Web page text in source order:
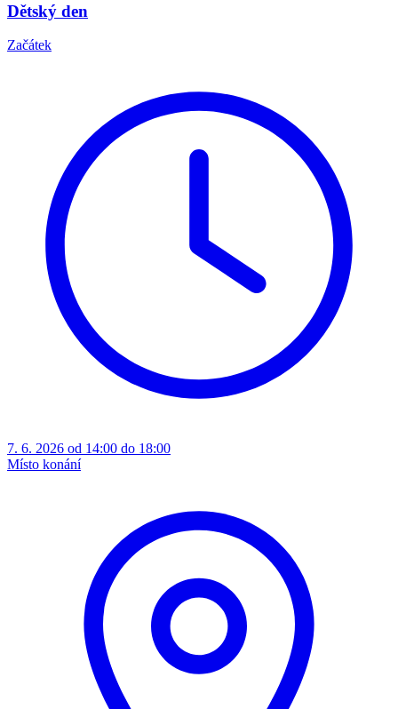
Dětský den
Začátek
7. 6. 2026 od 14:00 do 18:00
Místo konání